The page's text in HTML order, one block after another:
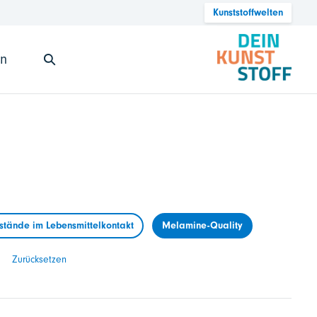
Kunststoffwelten
im Lebensmittelkontakt Melamine-Quality
Zurücksetzen